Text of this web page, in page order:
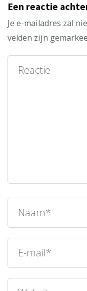
Een reactie
Je e-mailadres zal
velden zijn